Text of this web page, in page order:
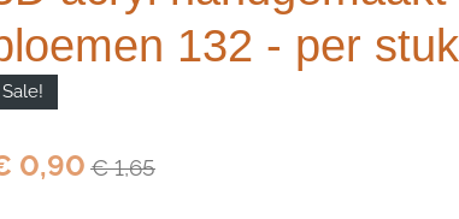
132 - per stuk
Sale!
0,90 € 1,65